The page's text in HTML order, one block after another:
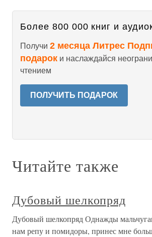
Более 800 000 книг и
Получи 2 месяца Литрес
подарок и наслаждайся
чтением
ПОЛУЧИТЬ ПОДАРОК
Читайте также
Дубовый шелкопряд
Дубовый шелкопряд Однажды
нам репу и помидоры, принес мне